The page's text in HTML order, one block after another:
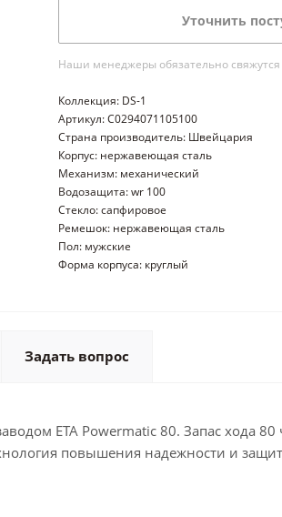
Уточнить
Наши менеджеры обязательно свяжутся
Коллекция: DS-1
Артикул: C0294071105100
Страна производитель: Швейцария
Корпус: нержавеющая сталь
Механизм: механический
Водозащита: wr 100
Стекло: сапфировое
Ремешок: нержавеющая сталь
Пол: мужские
Форма корпуса: круглый
Задать вопрос
ETA Powermatic 80. Запас хода 80
повышения надежности и